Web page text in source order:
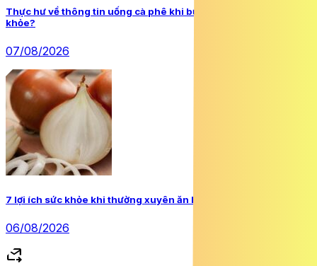
Thực hư về thông tin uống cà phê khi bụng rỗng gây hại sức
khỏe?
07/08/2026
7 lợi ích sức khỏe khi thường xuyên ăn hành tây
06/08/2026
forward_to_inbox